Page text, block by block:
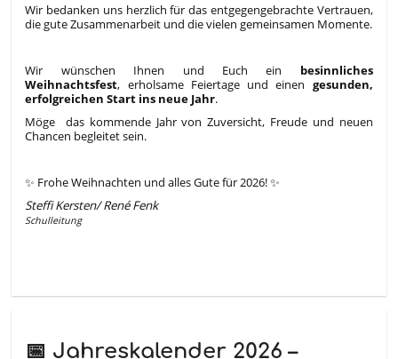
Wir bedanken uns herzlich für das entgegengebrachte Vertrauen,
die gute Zusammenarbeit und die vielen gemeinsamen Momente.
Wir wünschen Ihnen und Euch ein
besinnliches
Weihnachtsfest, erholsame Feiertage und einen gesunden,
erfolgreichen Start ins neue Jahr.
Möge
das kommende Jahr von Zuversicht, Freude und neuen
Chancen begleitet sein.
✨ Frohe Weihnachten und alles Gute für 2026! ✨
Steffi Kersten/ René Fenk
Schulleitung
📅 Jahreskalender 2026 –